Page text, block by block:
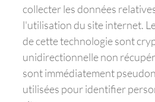
collecter les données
l'utilisation du site internet.
de cette technologie sont
unidirectionnelle non
sont immédiatement
utilisées pour identifier